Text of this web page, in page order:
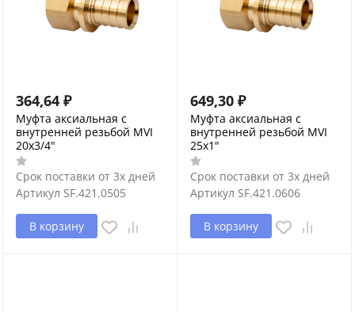
364,64 ₽
Муфта аксиальная с
внутренней резьбой MVI
20x3/4"
Срок поставки от 3х дней
Артикул SF.421.0505
В корзину
649,30 ₽
Муфта аксиальная с
внутренней резьбой MVI
25x1"
Срок поставки от 3х дней
Артикул SF.421.0606
В корзину